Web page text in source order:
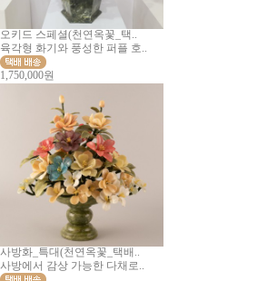
오키드 스페셜(천연옥꽃_택..
육각형 화기와 풍성한 퍼플 호..
1,750,000원
사방화_특대(천연옥꽃_택배..
사방에서 감상 가능한 다채로..